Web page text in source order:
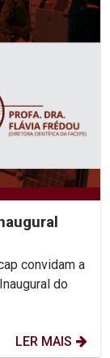
convidam a
do
LER MAIS